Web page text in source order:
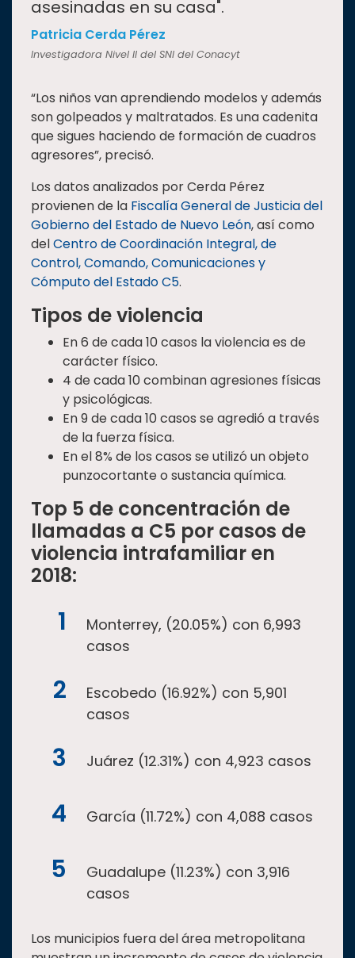
asesinadas en su casa".
Patricia Cerda Pérez
Investigadora Nivel II del SNI del Conacyt
“Los niños van aprendiendo modelos y además
son golpeados y maltratados. Es una cadenita
que sigues haciendo de formación de cuadros
agresores”, precisó.
Los datos analizados por Cerda Pérez
provienen de la Fiscalía General de Justicia del
Gobierno del Estado de Nuevo León, así como
delCentro de Coordinación Integral, de
Control, Comando, Comunicaciones y
Cómputo del Estado C5.
Tipos de violencia
En 6 de cada 10 casos la violencia es de
carácter físico.
4 de cada 10 combinan agresiones físicas
y psicológicas.
En 9 de cada 10 casos se agredió a través
de la fuerza física.
En el 8% de los casos se utilizó un objeto
punzocortante o sustancia química.
Top 5 de concentración de
llamadas a C5 por casos de
violencia intrafamiliar en
2018:
Monterrey, (20.05%) con 6,993
casos
Escobedo (16.92%) con 5,901
casos
Juárez (12.31%) con 4,923 casos
García (11.72%) con 4,088 casos
Guadalupe (11.23%) con 3,916
casos
Los municipios fuera del área metropolitana